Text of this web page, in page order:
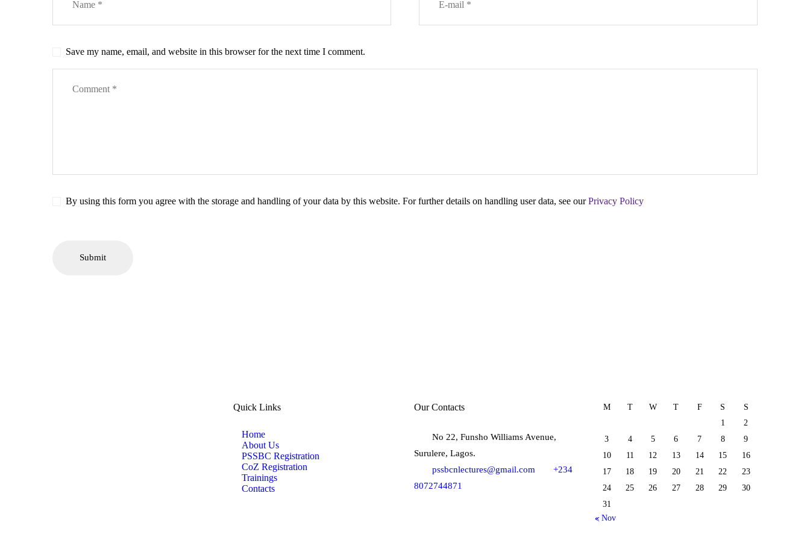
Save my name, email, and website in this browser for the next time I comment.
By using this form you agree with the storage and handling of your data by this website. For further details on handling user data, see ourPrivacy Policy
Quick Links
Home
About Us
PSSBC Registration
CoZ Registration
Trainings
Contacts
Our Contacts
No 22, Funsho Williams Avenue,
Surulere, Lagos.
pssbcnlectures@gmail.com
+234
8072744871
M T W T F S
S
1
2
3
4 5 6 7 8
9
10
11 12 13 14 15
16
17
18 19 20 21 22
23
24
25 26 27 28 29
30
31
« Nov